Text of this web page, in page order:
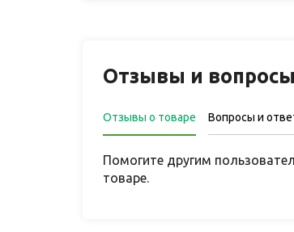
Отзывы и
Отзывы о товаре Вопросы и
Помогите другим
товаре.